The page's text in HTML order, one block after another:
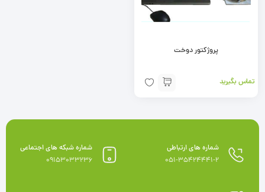
پروژکتور دوخت
تماس بگیرید
شماره های ارتباطی
051-35424441-2
شماره شبکه های اجتماعی
09153033236